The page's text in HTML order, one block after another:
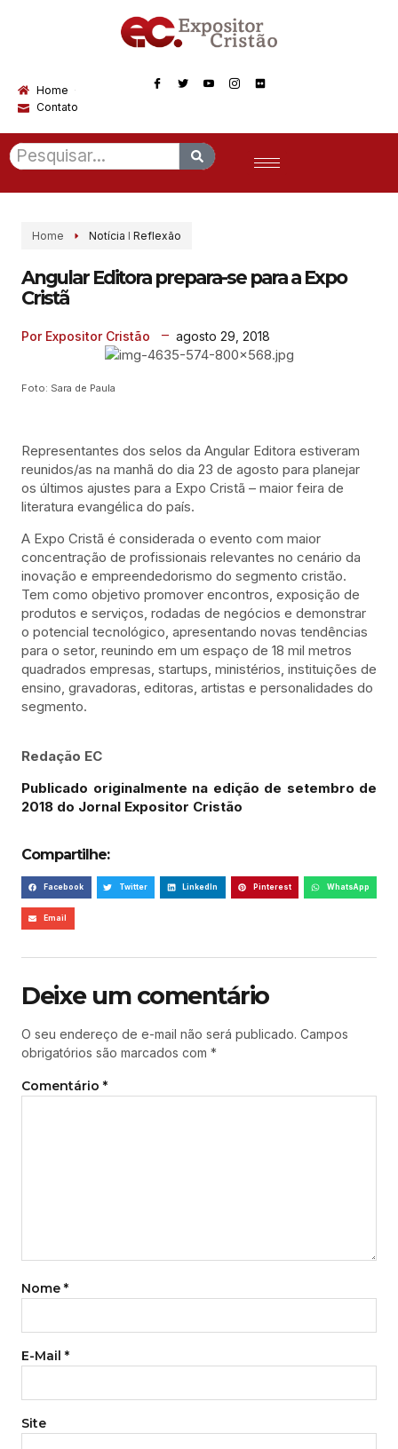
Home
Contato
Home Notícia I Reflexão
Angular Editora prepara-se para a Expo
Cristã
Por Expositor Cristão agosto 29, 2018
Foto: Sara de Paula
Representantes dos selos da Angular Editora estiveram
reunidos/as na manhã do dia 23 de agosto para planejar
os últimos ajustes para a Expo Cristã – maior feira de
literatura evangélica do país.
A Expo Cristã é considerada o evento com maior
concentração de profissionais relevantes no cenário da
inovação e empreendedorismo do segmento cristão.
Tem como objetivo promover encontros, exposição de
produtos e serviços, rodadas de negócios e demonstrar
o potencial tecnológico, apresentando novas tendências
para o setor, reunindo em um espaço de 18 mil metros
quadrados empresas, startups, ministérios, instituições de
ensino, gravadoras, editoras, artistas e personalidades do
segmento.
Redação EC
Publicado originalmente na edição de setembro de
2018 do Jornal Expositor Cristão
Compartilhe:
Facebook Twitter LinkedIn Pinterest WhatsApp
Email
Deixe um comentário
O seu endereço de e-mail não será publicado. Campos
obrigatórios são marcados com *
Comentário *
Nome *
E-Mail *
Site